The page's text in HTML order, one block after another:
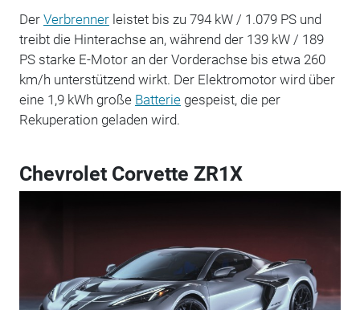
Der Verbrennerleistet bis zu 794 kW / 1.079 PS und
treibt die Hinterachse an, während der 139 kW / 189
PS starke E-Motor an der Vorderachse bis etwa 260
km/h unterstützend wirkt. Der Elektromotor wird über
eine 1,9 kWh große Batteriegespeist, die per
Rekuperation geladen wird.
Chevrolet Corvette ZR1X